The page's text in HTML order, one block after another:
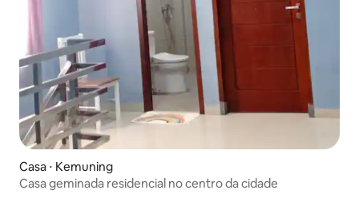
Casa ⋅ Kemuning
Casa geminada residencial no centro da cidade